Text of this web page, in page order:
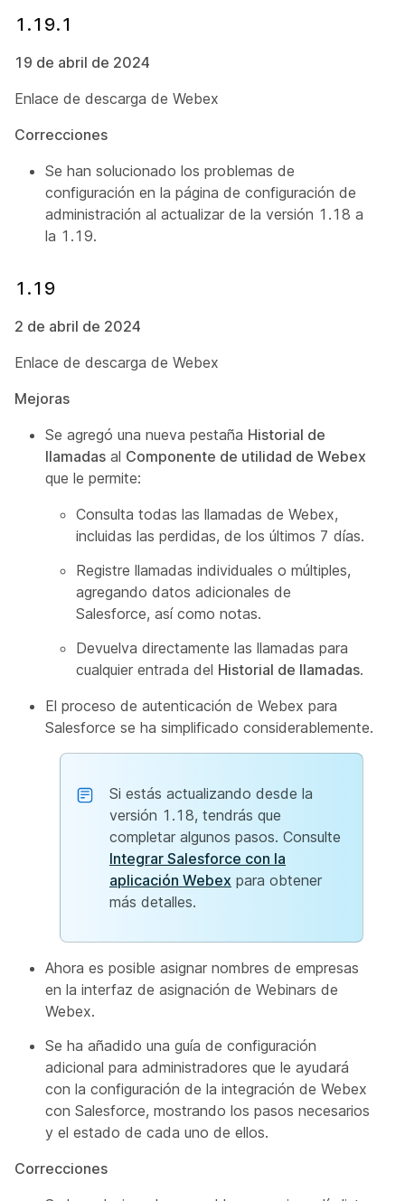
1.19.1
19 de abril de 2024
Enlace de descarga de Webex
Correcciones
Se han solucionado los problemas de
configuración en la página de configuración de
administración al actualizar de la versión 1.18 a
la 1.19.
1.19
2 de abril de 2024
Enlace de descarga de Webex
Mejoras
Se agregó una nueva pestaña Historial de
llamadas al Componente de utilidad de Webex
que le permite:
Consulta todas las llamadas de Webex,
incluidas las perdidas, de los últimos 7 días.
Registre llamadas individuales o múltiples,
agregando datos adicionales de
Salesforce, así como notas.
Devuelva directamente las llamadas para
cualquier entrada del Historial de llamadas.
El proceso de autenticación de Webex para
Salesforce se ha simplificado considerablemente.
Si estás actualizando desde la
versión 1.18, tendrás que
completar algunos pasos. Consulte
Integrar Salesforce con la
aplicación Webex para obtener
más detalles.
Ahora es posible asignar nombres de empresas
en la interfaz de asignación de Webinars de
Webex.
Se ha añadido una guía de configuración
adicional para administradores que le ayudará
con la configuración de la integración de Webex
con Salesforce, mostrando los pasos necesarios
y el estado de cada uno de ellos.
Correcciones